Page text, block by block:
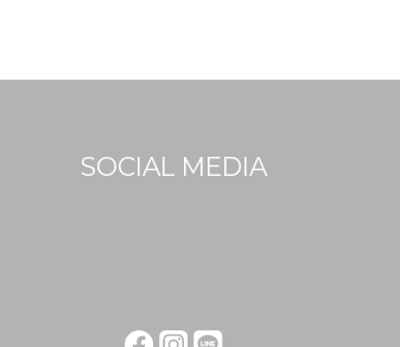
SOCIAL MEDIA